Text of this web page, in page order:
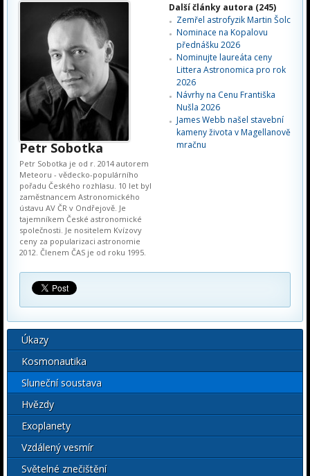
Petr Sobotka
Petr Sobotka je od r. 2014 autorem
Meteoru - vědecko-populárního
pořadu Českého rozhlasu. 10 let byl
zaměstnancem Astronomického
ústavu AV ČR v Ondřejově. Je
tajemníkem České astronomické
společnosti. Je nositelem Kvízovy
ceny za popularizaci astronomie
2012. Členem ČAS je od roku 1995.
Další články autora (245)
Zemřel astrofyzik Martin Šolc
Nominace na Kopalovu
přednášku 2026
Nominujte laureáta ceny
Littera Astronomica pro rok
2026
Návrhy na Cenu Františka
Nušla 2026
James Webb našel stavební
kameny života v Magellanově
mračnu
Úkazy
Kosmonautika
Sluneční soustava
Hvězdy
Exoplanety
Vzdálený vesmír
Světelné znečištění